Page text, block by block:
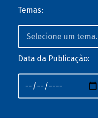
Temas:
Data da Publicação: